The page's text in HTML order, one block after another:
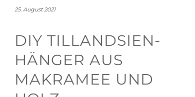
25. August 2021
DIY TILLANDSIEN-
HÄNGER AUS
MAKRAMEE UND